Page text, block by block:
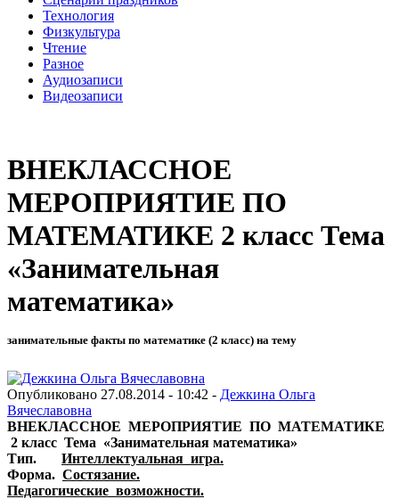
Технология
Физкультура
Чтение
Разное
Аудиозаписи
Видеозаписи
ВНЕКЛАССНОЕ
МЕРОПРИЯТИЕ ПО
МАТЕМАТИКЕ 2 класс Тема
«Занимательная
математика»
занимательные факты по математике (2 класс) на тему
Опубликовано 27.08.2014 - 10:42 - Дежкина Ольга
Вячеславовна
ВНЕКЛАССНОЕ МЕРОПРИЯТИЕ ПО МАТЕМАТИКЕ
2 класс Тема «Занимательная математика»
Тип. Интеллектуальная игра.
Форма. Состязание.
Педагогические возможности.